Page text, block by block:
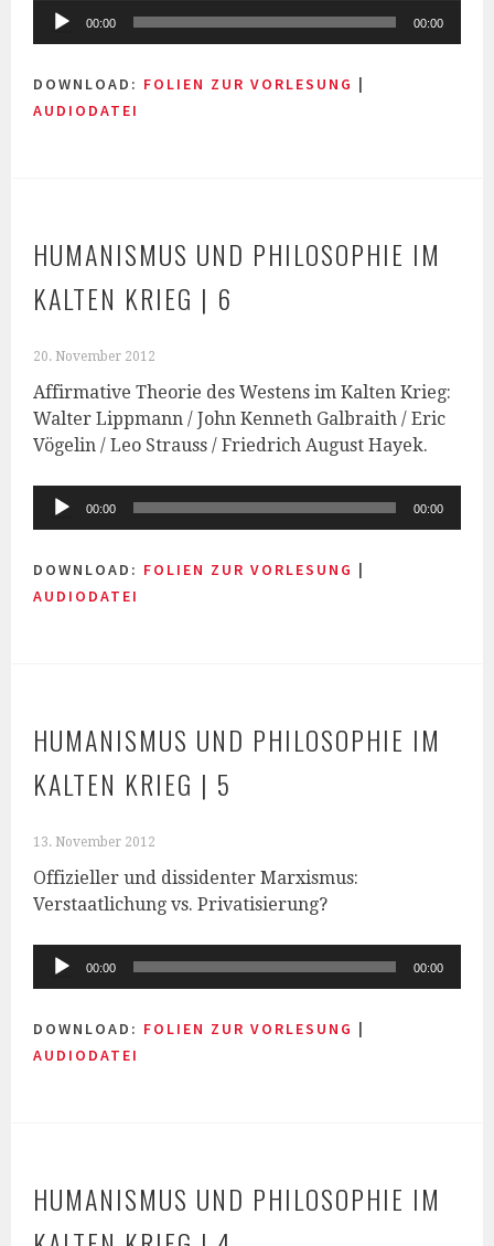
Audio-
00:00 00:00
DOWNLOAD: FOLIEN ZUR VORLESUNG |
AUDIODATEI
HUMANISMUS UND PHILOSOPHIE IM
KALTEN KRIEG | 6
20. November 2012
Affirmative Theorie des Westens im Kalten Krieg:
Walter Lippmann / John Kenneth Galbraith / Eric
Vögelin / Leo Strauss / Friedrich August Hayek.
Audio-
00:00 00:00
DOWNLOAD: FOLIEN ZUR VORLESUNG |
AUDIODATEI
HUMANISMUS UND PHILOSOPHIE IM
KALTEN KRIEG | 5
13. November 2012
Offizieller und dissidenter Marxismus:
Verstaatlichung vs. Privatisierung?
Audio-
00:00 00:00
DOWNLOAD: FOLIEN ZUR VORLESUNG |
AUDIODATEI
HUMANISMUS UND PHILOSOPHIE IM